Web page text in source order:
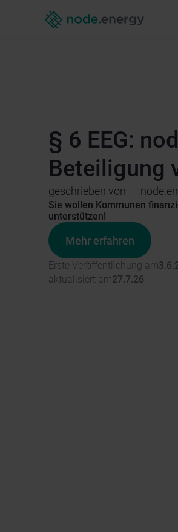
§ 6 EEG:
Beteiligung
geschrieben von
Sie wollen Kommunen
unterstützen!
Mehr erfahren
Erste Veröffentlichung am
aktualisiert am27.7.26